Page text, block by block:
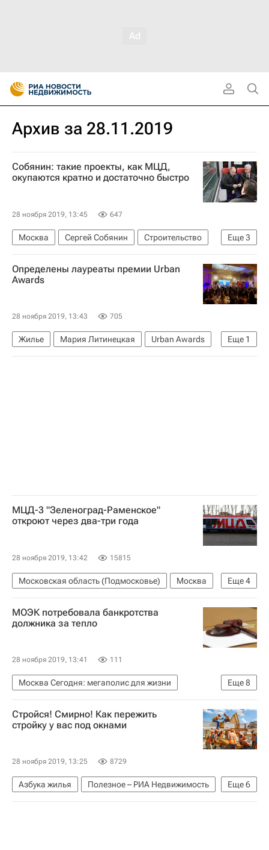
Архив за 28.11.2019
Собянин: такие проекты, как МЦД,
окупаются кратно и достаточно быстро
28 ноября 2019, 13:45 647
Еще3
Москва Сергей Собянин
Строительство
Инфраструктура
Строительство московских центральных диаметров
Интервью Сергея Собянина Дмитрию Киселеву
Определены лауреаты премии Urban
Awards
28 ноября 2019, 13:43 705
Еще 1
Жилье Мария Литинецкая
Urban Awards
Архитектура
МЦД-3 "Зеленоград-Раменское"
откроют через два-три года
28 ноября 2019, 13:42 15815
Еще4
Московская область (Подмосковье)
Москва
Сергей Собянин
РЖД
Инфраструктура
МОЭК потребовала банкротства
должника за тепло
28 ноября 2019, 13:41 111
Еще8
Москва Сегодня: мегаполис для жизни
Москва
МОЭК ЖКХ
Банкротство
Долги
Теплоснабжение
Комплекс городского хозяйства Москвы
Стройся! Смирно! Как пережить
стройку у вас под окнами
28 ноября 2019, 13:25 8729
Еще6
Азбука жилья
Полезное – РИА Недвижимость
Законодательство
Строительство